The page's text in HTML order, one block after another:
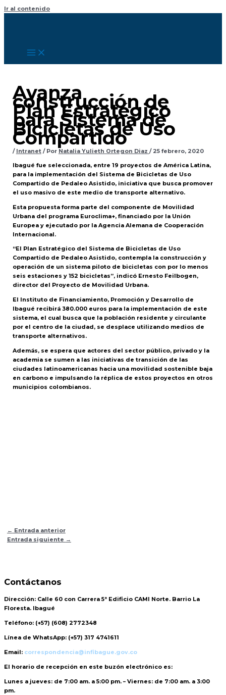
Ir al contenido
Avanza
construcción de
Plan Estratégico
para Sistema de
Bicicletas de Uso
Compartido
/ Intranet/ Por Natalia Yulieth Ortegon Diaz / 25 febrero, 2020
Ibagué fue seleccionada, entre 19 proyectos de América Latina,
para la implementación del Sistema de Bicicletas de Uso
Compartido de Pedaleo Asistido, iniciativa que busca promover
el uso masivo de este medio de transporte alternativo.
Esta propuesta forma parte del componente de Movilidad
Urbana del programa Euroclima+, financiado por la Unión
Europea y ejecutado por la Agencia Alemana de Cooperación
Internacional.
“El Plan Estratégico del Sistema de Bicicletas de Uso
Compartido de Pedaleo Asistido, contempla la construcción y
operación de un sistema piloto de bicicletas con por lo menos
seis estaciones y 152 bicicletas”, indicó Ernesto Feilbogen,
director del Proyecto de Movilidad Urbana.
El Instituto de Financiamiento, Promoción y Desarrollo de
Ibagué recibirá 380.000 euros para la implementación de este
sistema, el cual busca que la población residente y circulante
por el centro de la ciudad, se desplace utilizando medios de
transporte alternativos.
Además, se espera que actores del sector público, privado y la
academia se sumen a las iniciativas de transición de las
ciudades latinoamericanas hacia una movilidad sostenible baja
en carbono e impulsando la réplica de estos proyectos en otros
municipios colombianos.
← Entrada anterior
Entrada siguiente →
Contáctanos
Dirección: Calle 60 con Carrera 5ª Edificio CAMI Norte. Barrio La
Floresta. Ibagué
Teléfono: (+57) (608) 2772348
Línea de WhatsApp: (+57) 317 4741611
Email: correspondencia@infibague.gov.co
El horario de recepción en este buzón electrónico es:
Lunes a jueves: de 7:00 am. a 5:00 pm. – Viernes: de 7:00 am. a 3:00
pm.